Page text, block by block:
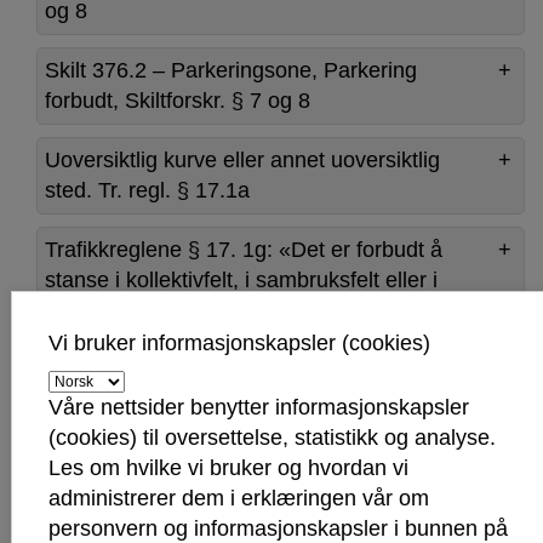
og 8
Skilt 376.2 – Parkeringsone, Parkering
forbudt, Skiltforskr. § 7 og 8
Uoversiktlig kurve eller annet uoversiktlig
sted. Tr. regl. § 17.1a
Trafikkreglene § 17. 1g: «Det er forbudt å
stanse i kollektivfelt, i sambruksfelt eller i
Trafikkreglene § 17. 2b: «Det er forbudt å
parkere på møteplass i vegens hele bredde
så langt kjørebanen er utvidet».
Klage
Vi bruker informasjonskapsler (cookies)
Våre nettsider benytter informasjonskapsler
(cookies) til oversettelse, statistikk og analyse.
Les om hvilke vi bruker og hvordan vi
administrerer dem i erklæringen vår om
personvern og informasjonskapsler i bunnen på